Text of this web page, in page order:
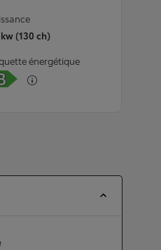
(130 ch)
énergétique